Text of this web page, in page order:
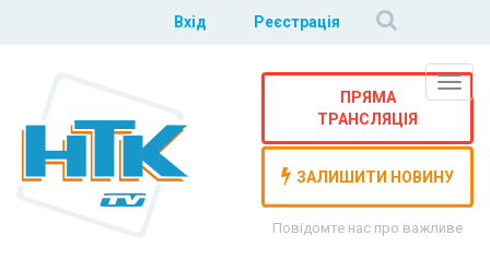
Вхід Реєстрація
ПРЯМА
ТРАНСЛЯЦІЯ
ЗАЛИШИТИ НОВИНУ
Повідомте нас про важливе